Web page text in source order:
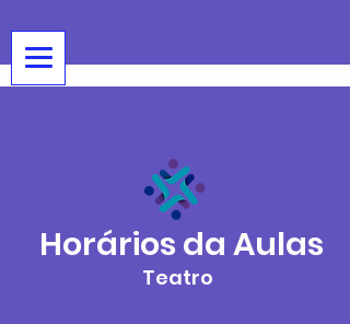
Horários da Aulas
Teatro